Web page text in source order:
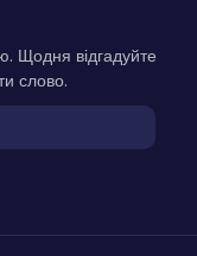
Щодня відгадуйте
слово.